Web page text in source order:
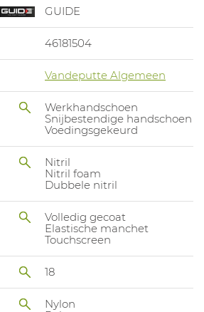
GUIDE
46181504
Vandeputte Algemeen
Werkhandschoen
Snijbestendige handschoen
Voedingsgekeurd
Nitril
Nitril foam
Dubbele nitril
Volledig gecoat
Elastische manchet
Touchscreen
18
Nylon